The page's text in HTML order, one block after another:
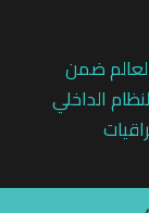
ضمن
الداخلي